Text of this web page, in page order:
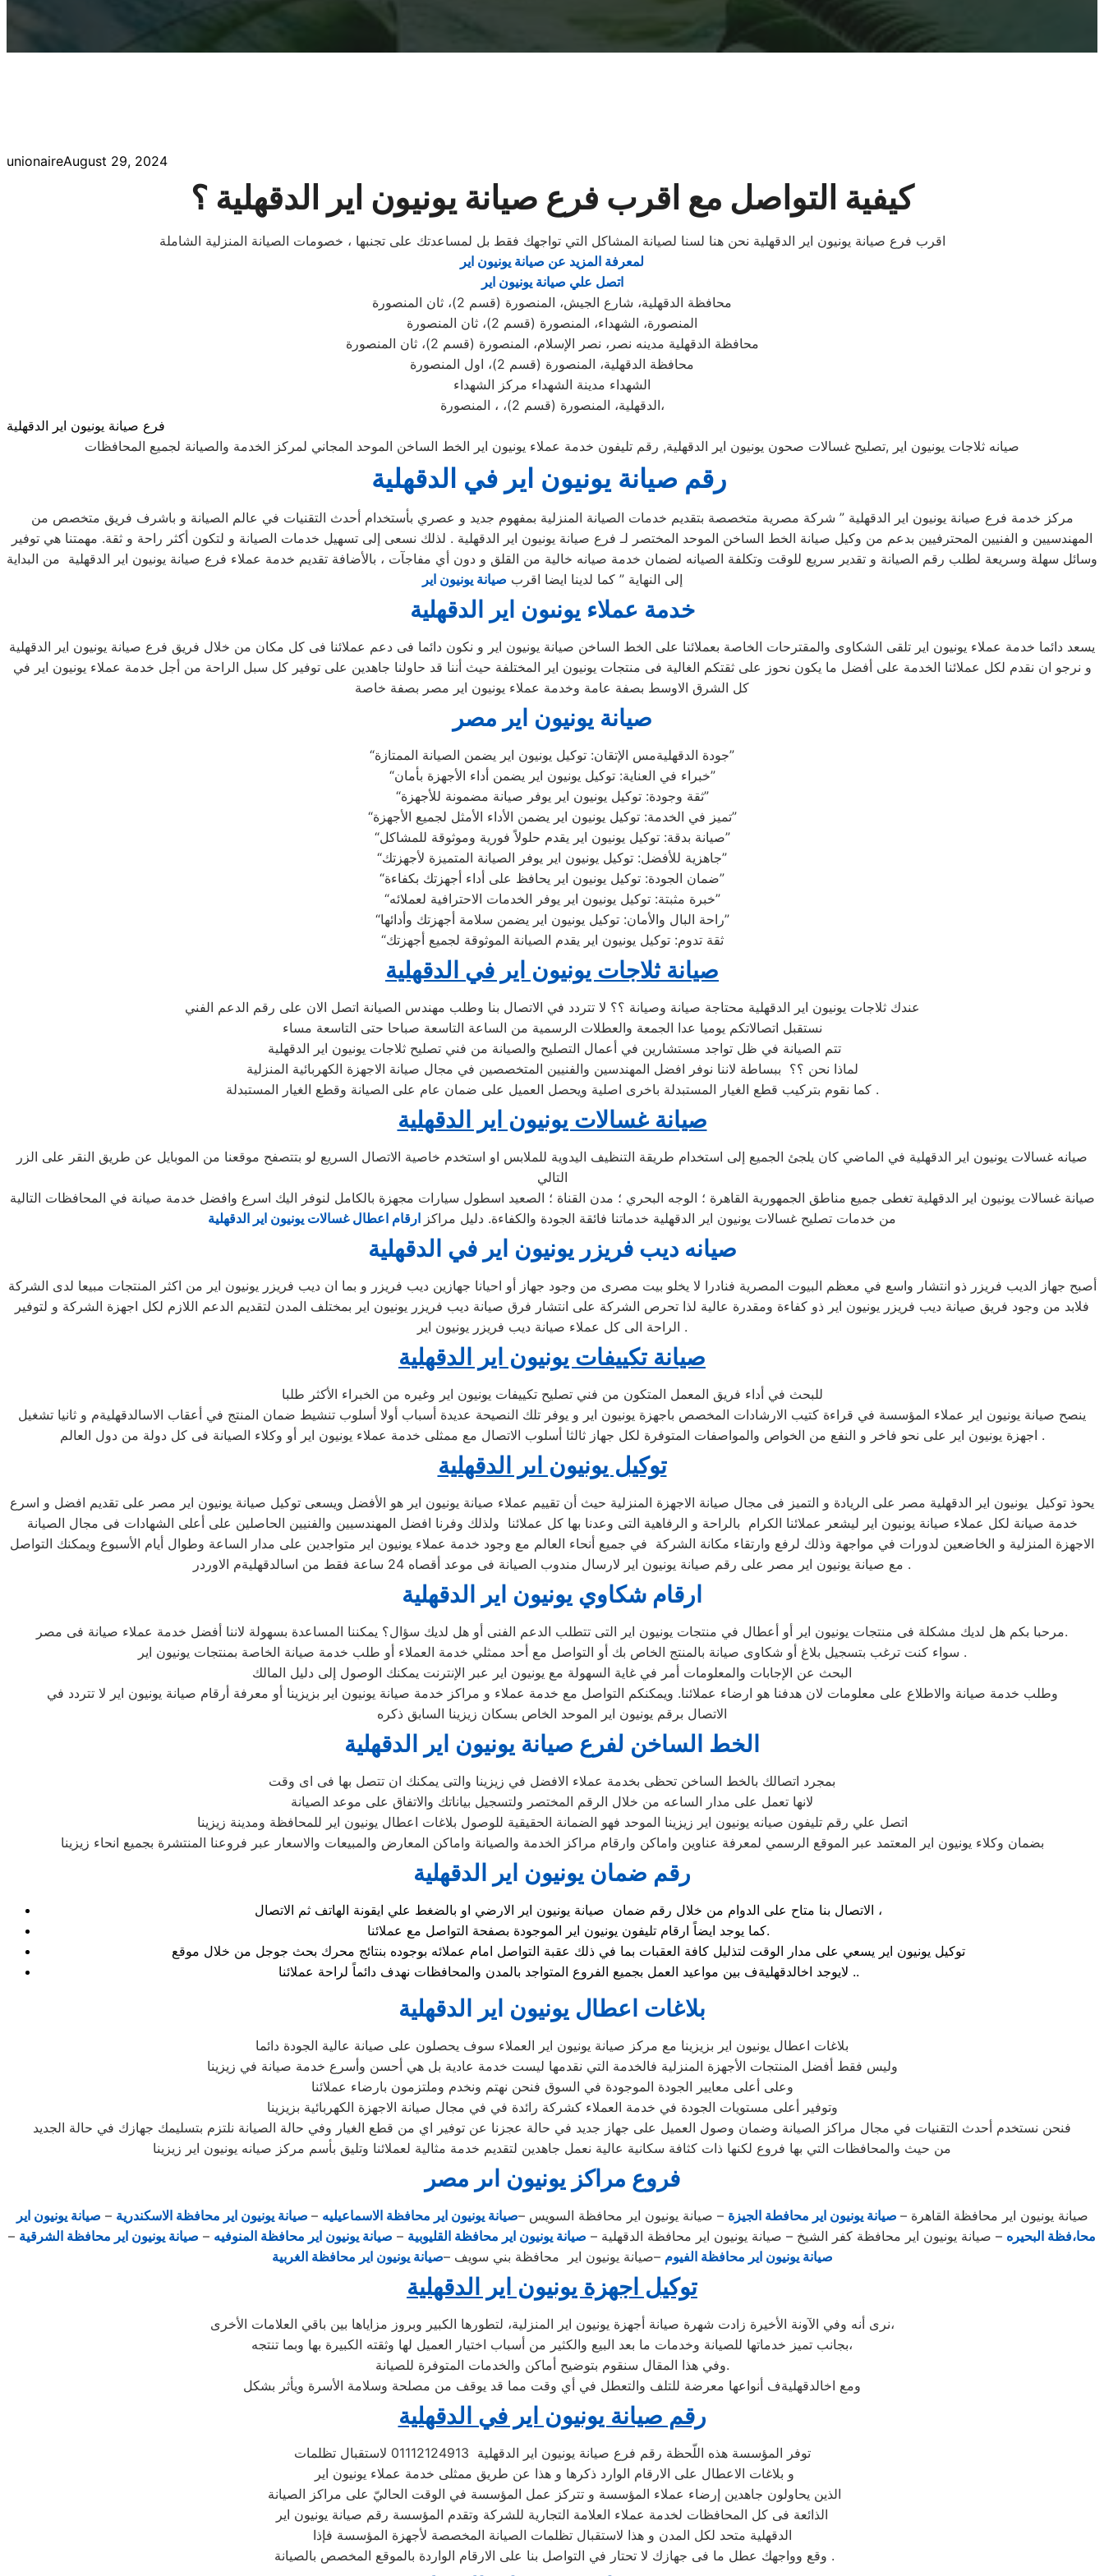
unionaireAugust 29, 2024
كيفية التواصل مع اقرب فرع صيانة يونيون اير الدقهلية ؟
اقرب فرع صيانة يونيون اير الدقهلية نحن هنا لسنا لصيانة المشاكل التي تواجهك فقط بل لمساعدتك على تجنبها ، خصومات الصيانة المنزلية الشاملة
لمعرفة المزيد عن صيانة يونيون اير
اتصل علي صيانة يونيون اير
محافظة الدقهلية، شارع الجيش، المنصورة (قسم 2)، ثان المنصورة
المنصورة، الشهداء، المنصورة (قسم 2)، ثان المنصورة
محافظة الدقهلية مدينه نصر، نصر الإسلام، المنصورة (قسم 2)، ثان المنصورة
محافظة الدقهلية، المنصورة (قسم 2)، اول المنصورة
الشهداء مدينة الشهداء مركز الشهداء
الدقهلية، المنصورة (قسم 2)، ، المنصورة،
فرع صيانة يونيون اير الدقهلية
صيانه ثلاجات يونيون اير ,تصليح غسالات صحون يونيون اير الدقهلية, رقم تليفون خدمة عملاء يونيون اير الخط الساخن الموحد المجاني لمركز الخدمة والصيانة لجميع المحافظات
مركز خدمة فرع صيانة يونيون اير الدقهلية ” شركة مصرية متخصصة بتقديم خدمات الصيانة المنزلية بمفهوم جديد و عصري بأستخدام أحدث التقنيات في عالم الصيانة و باشرف فريق متخصص من
المهندسيين و الفنيين المحترفيين بدعم من وكيل صيانة الخط الساخن الموحد المختصر لـ فرع صيانة يونيون اير الدقهلية . لذلك نسعى إلى تسهيل خدمات الصيانة و لتكون أكثر راحة و ثقة. مهمتنا هي توفير
وسائل سهلة وسريعة لطلب رقم الصيانة و تقدير سريع للوقت وتكلفة الصيانه لضمان خدمة صيانه خالية من القلق و دون أي مفاجآت ، بالأضافة تقديم خدمة عملاء فرع صيانة يونيون اير الدقهلية من البداية
إلى النهاية ” كما لدينا ايضا اقرب صيانة يونيون اير
خدمة عملاء يونىون اير الدقهلية
يسعد دائما خدمة عملاء يونيون اير تلقى الشكاوى والمقترحات الخاصة بعملائنا على الخط الساخن صيانة يونيون اير و نكون دائما فى دعم عملائنا فى كل مكان من خلال فريق فرع صيانة يونيون اير الدقهلية
و نرجو ان نقدم لكل عملائنا الخدمة على أفضل ما يكون نحوز على ثقتكم الغالية فى منتجات يونيون اير المختلفة حيث أننا قد حاولنا جاهدين على توفير كل سبل الراحة من أجل خدمة عملاء يونيون اير في
كل الشرق الاوسط بصفة عامة وخدمة عملاء يونيون اير مصر بصفة خاصة
صيانة يونيون اير مصر
“جودة الدقهليةمس الإتقان: توكيل يونيون اير يضمن الصيانة الممتازة”
“خبراء في العناية: توكيل يونيون اير يضمن أداء الأجهزة بأمان”
“ثقة وجودة: توكيل يونيون اير يوفر صيانة مضمونة للأجهزة”
“تميز في الخدمة: توكيل يونيون اير يضمن الأداء الأمثل لجميع الأجهزة”
“صيانة بدقة: توكيل يونيون اير يقدم حلولاً فورية وموثوقة للمشاكل”
“جاهزية للأفضل: توكيل يونيون اير يوفر الصيانة المتميزة لأجهزتك”
“ضمان الجودة: توكيل يونيون اير يحافظ على أداء أجهزتك بكفاءة”
“خبرة مثبتة: توكيل يونيون اير يوفر الخدمات الاحترافية لعملائه”
“راحة البال والأمان: توكيل يونيون اير يضمن سلامة أجهزتك وأدائها”
“ثقة تدوم: توكيل يونيون اير يقدم الصيانة الموثوقة لجميع أجهزتك
صيانة ثلاجات يونيون اير في الدقهلية
عندك ثلاجات يونيون اير الدقهلية محتاجة صيانة وصيانة ؟؟ لا تتردد في الاتصال بنا وطلب مهندس الصيانة اتصل الان على رقم الدعم الفني
نستقبل اتصالاتكم يوميا عدا الجمعة والعطلات الرسمية من الساعة التاسعة صباحا حتى التاسعة مساء
تتم الصيانة في ظل تواجد مستشارين في أعمال التصليح والصيانة من فني تصليح ثلاجات يونيون اير الدقهلية
لماذا نحن ؟؟ ببساطة لاننا نوفر افضل المهندسين والفنيين المتخصصين في مجال صيانة الاجهزة الكهربائية المنزلية
كما نقوم بتركيب قطع الغيار المستبدلة باخرى اصلية ويحصل العميل على ضمان عام على الصيانة وقطع الغيار المستبدلة .
صيانة غسالات يونيون اير الدقهلية
صيانه غسالات يونيون اير الدقهلية في الماضي كان يلجئ الجميع إلى استخدام طريقة التنظيف اليدوية للملابس او استخدم خاصية الاتصال السريع لو بتتصفح موقعنا من الموبايل عن طريق النقر على الزر
التالي
صيانة غسالات يونيون اير الدقهلية تغطى جميع مناطق الجمهورية القاهرة ؛ الوجه البحري ؛ مدن القناة ؛ الصعيد اسطول سيارات مجهزة بالكامل لنوفر اليك اسرع وافضل خدمة صيانة في المحافظات التالية
من خدمات تصليح غسالات يونيون اير الدقهلية خدماتنا فائقة الجودة والكفاءة. دليل مراكز ارقام اعطال غسالات يونيون اير الدقهلية
صيانه ديب فريزر يونيون اير في الدقهلية
أصبح جهاز الديب فريزر ذو انتشار واسع في معظم البيوت المصرية فنادرا لا يخلو بيت مصرى من وجود جهاز أو احيانا جهازين ديب فريزر و بما ان ديب فريزر يونيون اير من اكثر المنتجات مبيعا لدى الشركة
فلابد من وجود فريق صيانة ديب فريزر يونيون اير ذو كفاءة ومقدرة عالية لذا تحرص الشركة على انتشار فرق صيانة ديب فريزر يونيون اير بمختلف المدن لتقديم الدعم اللازم لكل اجهزة الشركة و لتوفير
الراحة الى كل عملاء صيانة ديب فريزر يونيون اير .
صيانة تكييفات يونيون اير الدقهلية
للبحث في أداء فريق المعمل المتكون من فني تصليح تكييفات يونيون اير وغيره من الخبراء الأكثر طلبا
ينصح صيانة يونيون اير عملاء المؤسسة في قراءة كتيب الارشادات المخصص باجهزة يونيون اير و يوفر تلك النصيحة عديدة أسباب أولا أسلوب تنشيط ضمان المنتج في أعقاب الاسالدقهليةم و ثانيا تشغيل
اجهزة يونيون اير على نحو فاخر و النفع من الخواص والمواصفات المتوفرة لكل جهاز ثالثا أسلوب الاتصال مع ممثلى خدمة عملاء يونيون اير أو وكلاء الصيانة فى كل دولة من دول العالم .
توكيل يونيون اىر الدقهلية
يحوذ توكيل يونيون اير الدقهلية مصر على الريادة و التميز فى مجال صيانة الاجهزة المنزلية حيث أن تقييم عملاء صيانة يونيون اير هو الأفضل ويسعى توكيل صيانة يونيون اير مصر على تقديم افضل و اسرع
خدمة صيانة لكل عملاء صيانة يونيون اير ليشعر عملائنا الكرام بالراحة و الرفاهية التى وعدنا بها كل عملائنا ولذلك وفرنا افضل المهندسيين والفنيين الحاصلين على أعلى الشهادات فى مجال الصيانة
الاجهزة المنزلية و الخاضعين لدورات في مواجهة وذلك لرفع وارتقاء مكانة الشركة في جميع أنحاء العالم مع وجود خدمة عملاء يونيون اير متواجدين على مدار الساعة وطوال أيام الأسبوع ويمكنك التواصل
مع صيانة يونيون اير مصر على رقم صيانة يونيون اير لارسال مندوب الصيانة فى موعد أقصاه 24 ساعة فقط من اسالدقهليةم الاوردر .
ارقام شكاوي يونيون اير الدقهلية
مرحبا بكم هل لديك مشكلة فى منتجات يونيون اير أو أعطال في منتجات يونيون اير التى تتطلب الدعم الفنى أو هل لديك سؤال؟ يمكننا المساعدة بسهولة لاننا أفضل خدمة عملاء صيانة فى مصر.
سواء كنت ترغب بتسجيل بلاغ أو شكاوى صيانة بالمنتج الخاص بك أو التواصل مع أحد ممثلي خدمة العملاء أو طلب خدمة صيانة الخاصة بمنتجات يونيون اير .
البحث عن الإجابات والمعلومات أمر في غاية السهولة مع يونيون اير عبر الإنترنت يمكنك الوصول إلى دليل المالك
وطلب خدمة صيانة والاطلاع على معلومات لان هدفنا هو ارضاء عملائنا. ويمكنكم التواصل مع خدمة عملاء و مراكز خدمة صيانة يونيون اير بزيزينا أو معرفة أرقام صيانة يونيون اير لا تتردد في
الاتصال برقم يونيون اير الموحد الخاص بسكان زيزينا السابق ذكره
الخط الساخن لفرع صيانة يونيون اير الدقهلية
بمجرد اتصالك بالخط الساخن تحظى بخدمة عملاء الافضل في زيزينا والتى يمكنك ان تتصل بها فى اى وقت
لانها تعمل على مدار الساعه من خلال الرقم المختصر ولتسجيل بياناتك والاتفاق على موعد الصيانة
اتصل علي رقم تليفون صيانه يونيون اير زيزينا الموحد فهو الضمانة الحقيقية للوصول بلاغات اعطال يونيون اير للمحافظة ومدينة زيزينا
بضمان وكلاء يونيون اير المعتمد عبر الموقع الرسمي لمعرفة عناوين واماكن وارقام مراكز الخدمة والصيانة واماكن المعارض والمبيعات والاسعار عبر فروعنا المنتشرة بجميع انحاء زيزينا
رقم ضمان يونيون اير الدقهلية
الاتصال بنا متاح على الدوام من خلال رقم ضمان صيانة يونيون اير الارضي او بالضغط علي ايقونة الهاتف ثم الاتصال ،
كما يوجد ايضاً ارقام تليفون يونيون اير الموجودة بصفحة التواصل مع عملائنا.
توكيل يونيون اير يسعي على مدار الوقت لتذليل كافة العقبات بما في ذلك عقبة التواصل امام عملائه بوجوده بنتائج محرك بحث جوجل من خلال موقع
لايوجد اخالدقهليةف بين مواعيد العمل بجميع الفروع المتواجد بالمدن والمحافظات نهدف دائماً لراحة عملائنا ..
بلاغات اعطال يونيون اير الدقهلية
بلاغات اعطال يونيون اير بزيزينا مع مركز صيانة يونيون اير العملاء سوف يحصلون على صيانة عالية الجودة دائما
وليس فقط أفضل المنتجات الأجهزة المنزلية فالخدمة التي نقدمها ليست خدمة عادية بل هي أحسن وأسرع خدمة صيانة في زيزينا
وعلى أعلى معايير الجودة الموجودة في السوق فنحن نهتم ونخدم وملتزمون بارضاء عملائنا
وتوفير أعلى مستويات الجودة في خدمة العملاء كشركة رائدة في في مجال صيانة الاجهزة الكهربائية بزيزينا
فنحن نستخدم أحدث التقنيات في مجال مراكز الصيانة وضمان وصول العميل على جهاز جديد في حالة عجزنا عن توفير اي من قطع الغيار وفي حالة الصيانة نلتزم بتسليمك جهازك في حالة الجديد
من حيث والمحافظات التي بها فروع لكنها ذات كثافة سكانية عالية نعمل جاهدين لتقديم خدمة مثالية لعملائنا وتليق بأسم مركز صيانه يونيون اير زيزينا
فروع مراكز يونيون اىر مصر
صيانة يونيون اير محافظة القاهرة – صيانة يونيون اير محافطة الجيزة – صيانة يونيون اير محافظة السويس –صيانة يونيون اير محافظة الاسماعيليه – صيانة يونيون اير محافظة الاسكندرية – صيانة يونيون اير
محا،فظة البحيره – صيانة يونيون اير محافظة كفر الشيخ – صيانة يونيون اير محافظة الدقهلية – صيانة يونيون اير محافظة القليوبية – صيانة يونيون اير محافظة المنوفيه – صيانة يونيون اير محافظة الشرقية –
صيانة يونيون اير محافظة الفيوم –صيانة يونيون اير محافظة بني سويف –صيانة يونيون اير محافظة الغربية
توكيل اجهزة يونيون اير الدقهلية
نرى أنه وفي الآونة الأخيرة زادت شهرة صيانة أجهزة يونيون اير المنزلية، لتطورها الكبير وبروز مزاياها بين باقي العلامات الأخرى،
بجانب تميز خدماتها للصيانة وخدمات ما بعد البيع والكثير من أسباب اختيار العميل لها وثقته الكبيرة بها وبما تنتجه،
وفي هذا المقال سنقوم بتوضيح أماكن والخدمات المتوفرة للصيانة.
ومع اخالدقهليةف أنواعها معرضة للتلف والتعطل في أي وقت مما قد يوقف من مصلحة وسلامة الأسرة ويأثر بشكل
رقم صيانة يونيون اير في الدقهلية
توفر المؤسسة هذه اللّحظة رقم فرع صيانة يونيون اير الدقهلية 01112124913 لاستقبال تظلمات
و بلاغات الاعطال على الارقام الوارد ذكرها و هذا عن طريق ممثلى خدمة عملاء يونيون اير
الذين يحاولون جاهدين إرضاء عملاء المؤسسة و تتركز عمل المؤسسة في الوقت الحاليّ على مراكز الصيانة
الذائعة فى كل المحافظات لخدمة عملاء العلامة التجارية للشركة وتقدم المؤسسة رقم صيانة يونيون اير
الدقهلية متحد لكل المدن و هذا لاستقبال تظلمات الصيانة المخصصة لأجهزة المؤسسة فإذا
وقع وواجهك عطل ما فى جهازك لا تحتار في التواصل بنا على الارقام الواردة بالموقع المخصص بالصيانة .